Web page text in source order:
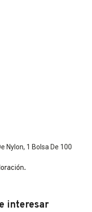
Nylon, 1 Bolsa De 100
interesar